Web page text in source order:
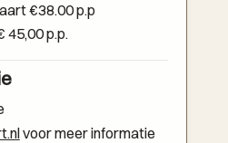
€38.00 p.p
45,00 p.p.
voor meer informatie